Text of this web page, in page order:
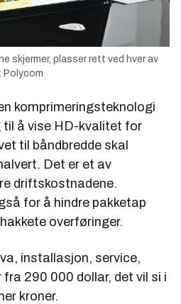
skjermer, plasser rett ved hver av
Polycom
komprimeringsteknologi
til å vise HD-kvalitet for
til båndbredde skal
Det er et av
driftskostnadene.
for å hindre pakketap
overføringer.
installasjon, service,
fra 290 000 dollar, det vil si i
kroner.